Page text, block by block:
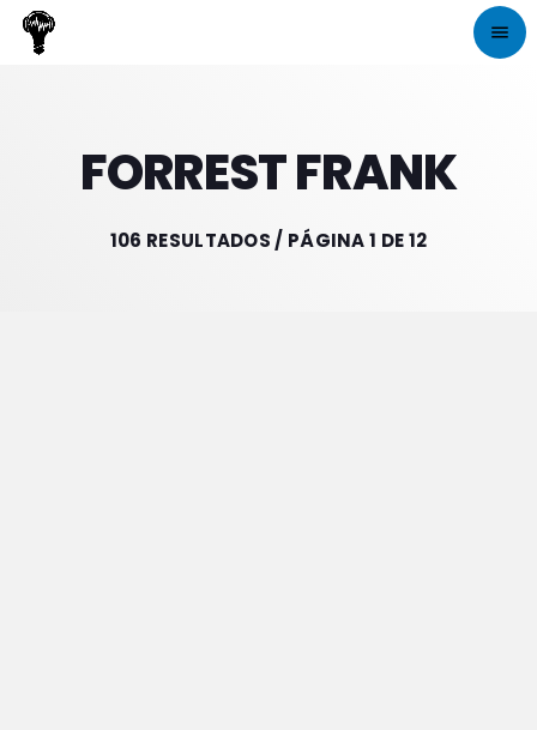
menu
CRIATIVA RADIO
FORREST FRANK
106 RESULTADOS / PÁGINA 1 DE 12